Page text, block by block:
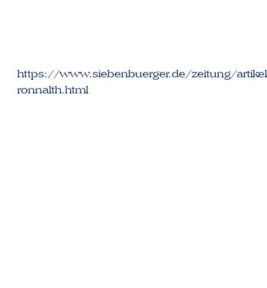
https://www.siebenbuerger.de/zeitung/
ronnalth.html